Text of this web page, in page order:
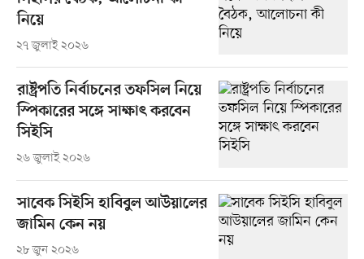
নিয়ে
২৭ জুলাই ২০২৬
রাষ্ট্রপতি নির্বাচনের তফসিল নিয়ে
স্পিকারের সঙ্গে সাক্ষাৎ করবেন
সিইসি
২৬ জুলাই ২০২৬
সাবেক সিইসি হাবিবুল আউয়ালের
জামিন কেন নয়
২৮ জুন ২০২৬